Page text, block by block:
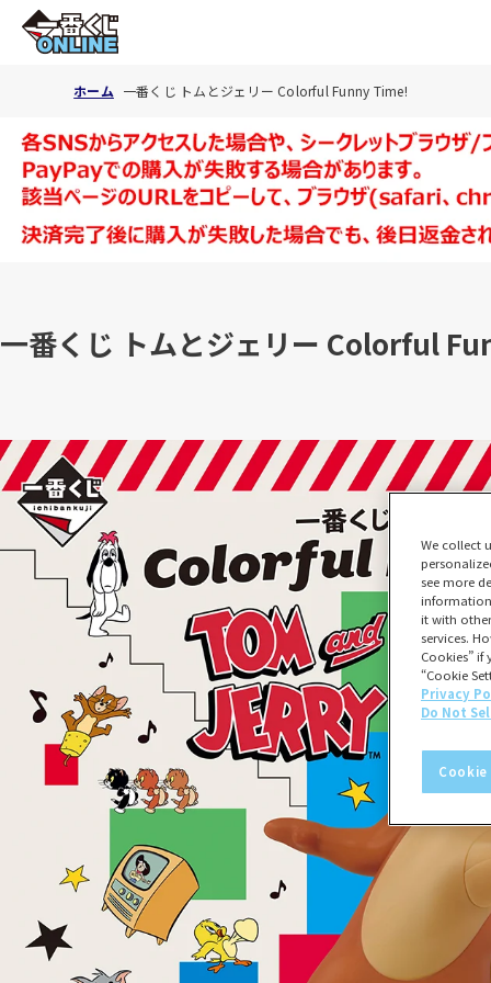
ホーム 一番くじ トムとジェリー Colorful Funny Time!
一番くじ トムとジェリー Colorful
We collect
see more
it with
services.
Cookies”
“Cookie
Privacy
Do Not